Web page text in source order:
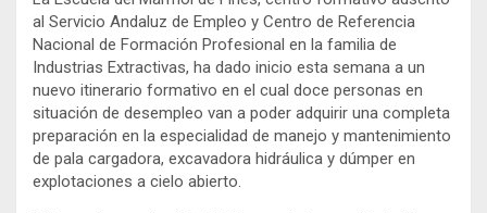
al Servicio Andaluz de Empleo y Centro de Referencia
Nacional de Formación Profesional en la familia de
Industrias Extractivas, ha dado inicio esta semana a un
nuevo itinerario formativo en el cual doce personas en
situación de desempleo van a poder adquirir una completa
preparación en la especialidad de manejo y mantenimiento
de pala cargadora, excavadora hidráulica y dúmper en
explotaciones a cielo abierto.